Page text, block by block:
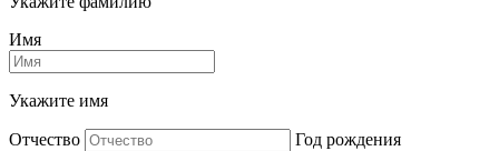
Имя
Укажите имя
Отчество Год рождения